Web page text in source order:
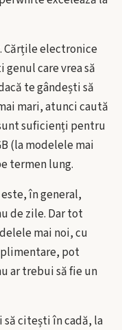
electronice
care vrea să
te gândești să
mari, atunci caută
suficienți pentru
(la modelele mai
termen lung.
în general,
de zile. Dar tot
mai noi, cu
pot
ar trebui să fie un
să citești în cadă, la